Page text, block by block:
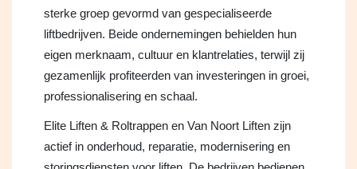
sterke groep gevormd van gespecialiseerde
liftbedrijven. Beide ondernemingen behielden hun
eigen merknaam, cultuur en klantrelaties, terwijl zij
gezamenlijk profiteerden van investeringen in groei,
professionalisering en schaal.
Elite Liften & Roltrappen en Van Noort Liften zijn
actief in onderhoud, reparatie, modernisering en